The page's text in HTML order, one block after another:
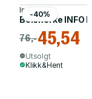
-40%
Info
Bokmerke INFO
76,-45,54
Utsolgt
Klikk&Hent